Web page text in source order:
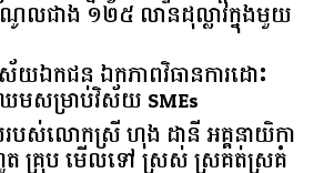
ណូល​ជាង​ ​១២៥​ ​លាន​ដុល្លារ​ក្នុង​មួយ​
ស័យ​ឯកជន ​ឯកភាព​វិធានការ​ដោះ
ម​​សម្រាប់​វិស័យ​ ​SMEs​
ស់លោកស្រី ហុង ដានី អគ្គ​នាយិកា​
គ្រុប មើលទៅ ស្រស់ ស្រគត់ស្រគំ